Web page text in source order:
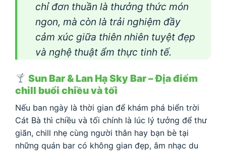
chỉ đơn thuần là thưởng thức món
ngon, mà còn là trải nghiệm đầy
cảm xúc giữa thiên nhiên tuyệt đẹp
và nghệ thuật ẩm thực tinh tế.
Sun Bar & Lan Hạ Sky Bar – Địa điểm
chill buổi chiều và tối
Nếu ban ngày là thời gian để khám phá biển trời
Cát Bà thì chiều và tối chính là lúc lý tưởng để thư
giãn, chill nhẹ cùng người thân hay bạn bè tại
những quán bar có không gian đẹp, âm nhạc du